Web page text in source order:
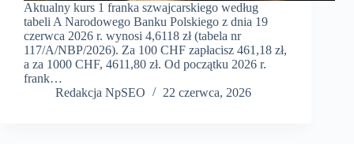
Aktualny kurs 1 franka szwajcarskiego według
tabeli A Narodowego Banku Polskiego z dnia 19
czerwca 2026 r. wynosi 4,6118 zł (tabela nr
117/A/NBP/2026). Za 100 CHF zapłacisz 461,18 zł,
a za 1000 CHF, 4611,80 zł. Od początku 2026 r.
frank…
Redakcja NpSEO
22 czerwca, 2026